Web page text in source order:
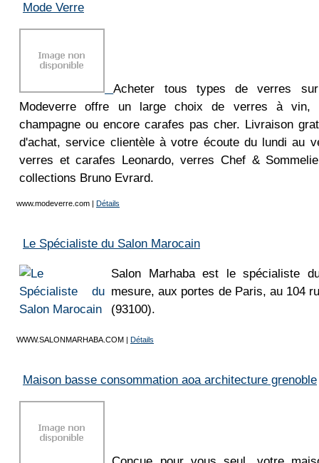
Mode Verre
Acheter tous types de verres sur
Modeverre offre un large choix de verres à vin,
champagne ou encore carafes pas cher. Livraison
d'achat, service clientèle à votre écoute du lundi au
verres et carafes Leonardo, verres Chef &
collections Bruno Evrard.
www.modeverre.com | Détails
Le Spécialiste du Salon Marocain
Salon Marhaba est le spécialiste
mesure, aux portes de Paris, au 104
(93100).
WWW.SALONMARHABA.COM | Détails
Maison basse consommation aoa architecture grenoble